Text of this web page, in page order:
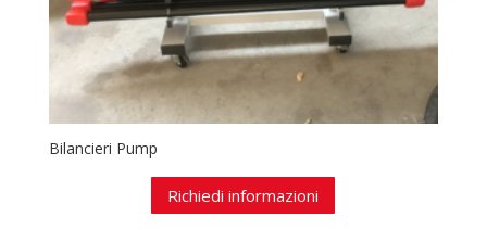
Bilancieri Pump
Richiedi informazioni